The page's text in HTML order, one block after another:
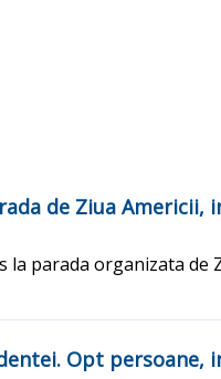
de Ziua Americii,
la parada organizata
Opt